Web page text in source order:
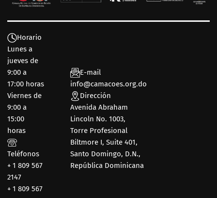
Horario
Lunes a
jueves de
9:00 a
17:00 horas
Viernes de
9:00 a
15:00
horas
Teléfonos
+ 1 809 567
2147
+ 1 809 567
E-mail
info@camacoes.org.do
Dirección
Avenida Abraham
Lincoln No. 1003,
Torre Profesional
Biltmore I, Suite 401,
Santo Domingo, D.N.,
República Dominicana